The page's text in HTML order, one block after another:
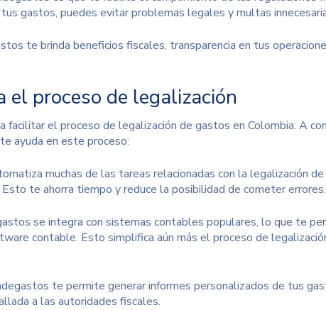
gastos, puedes evitar problemas legales y multas
te brinda beneficios fiscales, transparencia en tus
proceso de legalización
facilitar el proceso de legalización de gastos en Colombia. A
ayuda en este proceso:
muchas de las tareas relacionadas con la legalización
te ahorra tiempo y reduce la posibilidad de cometer errores.
se integra con sistemas contables populares, lo que te
contable. Esto simplifica aún más el proceso de
te permite generar informes personalizados de tus
a las autoridades fiscales.